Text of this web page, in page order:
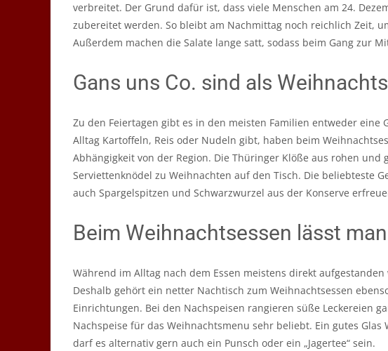
verbreitet. Der Grund dafür ist, dass viele Menschen am 24.
zubereitet werden. So bleibt am Nachmittag noch reichlich Zeit,
Außerdem machen die Salate lange satt, sodass beim Gang zur
Gans uns Co. sind als
Zu den Feiertagen gibt es in den meisten Familien entweder eine
Alltag Kartoffeln, Reis oder Nudeln gibt, haben beim
Abhängigkeit von der Region. Die Thüringer Klöße aus rohen
Serviettenknödel zu Weihnachten auf den Tisch. Die beliebteste
auch Spargelspitzen und Schwarzwurzel aus der Konserve
Beim Weihnachtsessen lässt
Während im Alltag nach dem Essen meistens direkt
Deshalb gehört ein netter Nachtisch zum Weihnachtsessen
Einrichtungen. Bei den Nachspeisen rangieren süße Leckereien
Nachspeise für das Weihnachtsmenu sehr beliebt. Ein gutes
darf es alternativ gern auch ein Punsch oder ein „Jagertee“ sein.